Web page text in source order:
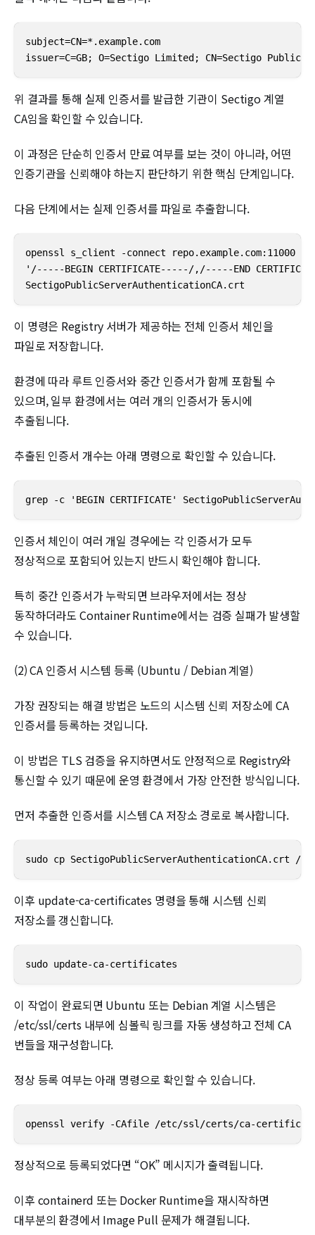
subject=CN=*.example.com
issuer=C=GB; O=Sectigo Limited; CN=Sectigo Public
위 결과를 통해 실제 인증서를 발급한 기관이 Sectigo 계열
CA임을 확인할 수 있습니다.
이 과정은 단순히 인증서 만료 여부를 보는 것이 아니라, 어떤
인증기관을 신뢰해야 하는지 판단하기 위한 핵심 단계입니다.
다음 단계에서는 실제 인증서를 파일로 추출합니다.
openssl s_client -connect
'/-----BEGIN CERTIFICATE-----/,/-----END
SectigoPublicServerAuthenticationCA.crt
이 명령은 Registry 서버가 제공하는 전체 인증서 체인을
파일로 저장합니다.
환경에 따라 루트 인증서와 중간 인증서가 함께 포함될 수
있으며, 일부 환경에서는 여러 개의 인증서가 동시에
추출됩니다.
추출된 인증서 개수는 아래 명령으로 확인할 수 있습니다.
grep -c 'BEGIN CERTIFICATE'
인증서 체인이 여러 개일 경우에는 각 인증서가 모두
정상적으로 포함되어 있는지 반드시 확인해야 합니다.
특히 중간 인증서가 누락되면 브라우저에서는 정상
동작하더라도 Container Runtime에서는 검증 실패가 발생할
수 있습니다.
(2) CA 인증서 시스템 등록 (Ubuntu / Debian 계열)
가장 권장되는 해결 방법은 노드의 시스템 신뢰 저장소에 CA
인증서를 등록하는 것입니다.
이 방법은 TLS 검증을 유지하면서도 안정적으로 Registry와
통신할 수 있기 때문에 운영 환경에서 가장 안전한 방식입니다.
먼저 추출한 인증서를 시스템 CA 저장소 경로로 복사합니다.
sudo cp SectigoPublicServerAuthenticationCA.crt
이후 update-ca-certificates 명령을 통해 시스템 신뢰
저장소를 갱신합니다.
sudo update-ca-certificates
이 작업이 완료되면 Ubuntu 또는 Debian 계열 시스템은
/etc/ssl/certs 내부에 심볼릭 링크를 자동 생성하고 전체 CA
번들을 재구성합니다.
정상 등록 여부는 아래 명령으로 확인할 수 있습니다.
openssl verify -CAfile /etc/ssl/certs/ca-
정상적으로 등록되었다면 “OK” 메시지가 출력됩니다.
이후 containerd 또는 Docker Runtime을 재시작하면
대부분의 환경에서 Image Pull 문제가 해결됩니다.